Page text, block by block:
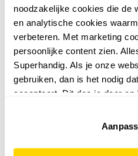
noodzakelijke cookies die de
en analytische cookies
verbeteren. Met marketing
persoonlijke content zien.
Superhandig. Als je onze
gebruiken, dan is het nodig
accepteert. Dit doe je door op
website niet optimaal